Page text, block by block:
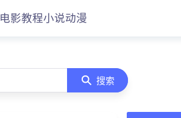
电影教程小说动漫
搜索